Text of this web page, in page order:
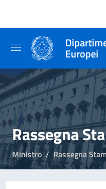
Europei
Rassegna
Ministro Rassegna